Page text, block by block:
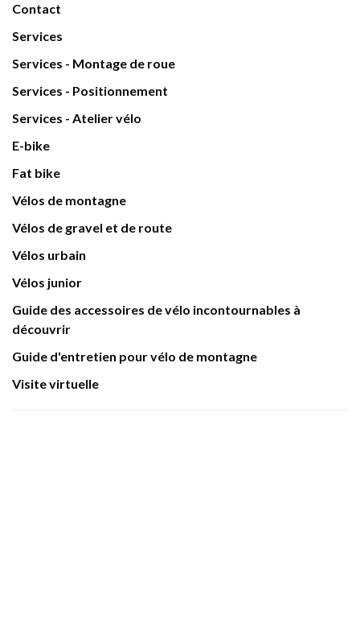
Contact
Services
Services - Montage de roue
Services - Positionnement
Services - Atelier vélo
E-bike
Fat bike
Vélos de montagne
Vélos de gravel et de route
Vélos urbain
Vélos junior
Guide des accessoires de vélo incontournables à
découvrir
Guide d'entretien pour vélo de montagne
Visite virtuelle